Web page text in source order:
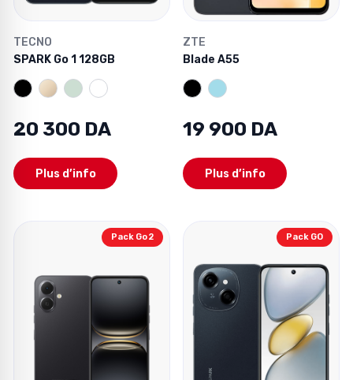
TECNO
SPARK Go 1 128GB
20 300 DA
Plus d’info
ZTE
Blade A55
19 900 DA
Plus d’info
Pack Go 2 Pack GO